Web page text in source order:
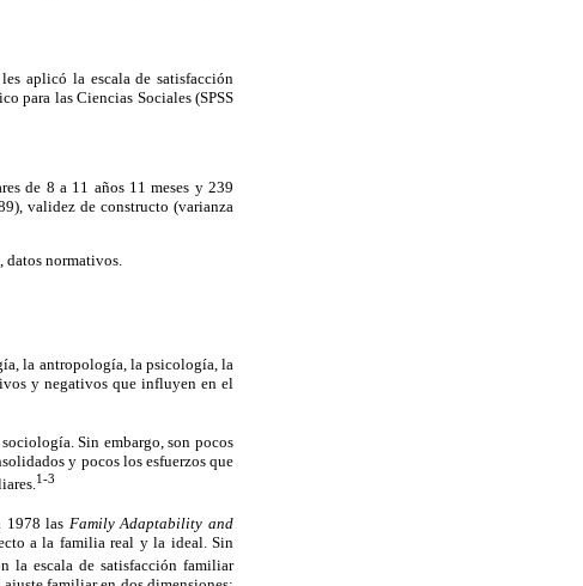
aplicó la escala de satisfacción
para las Ciencias Sociales (SPSS
de 8 a 11 años 11 meses y 239
validez de constructo (varianza
normativos.
la antropología, la psicología, la
y negativos que influyen en el
Sin embargo, son pocos
y pocos los esfuerzos que
1-3
1978 las Family Adaptability and
a la familia real y la ideal. Sin
la escala de satisfacción familiar